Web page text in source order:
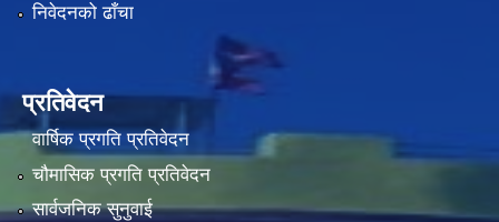
निवेदनको ढाँचा
प्रतिवेदन
वार्षिक प्रगति प्रतिवेदन
चौमासिक प्रगति प्रतिवेदन
सार्वजनिक सुनुवाई